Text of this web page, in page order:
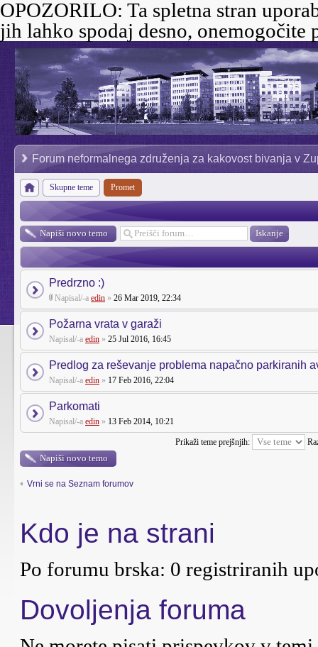
OPOZORILO: Ta spletna stran
jih lahko spodaj desno, onemogočite
Forum neformalnega združenja za kakovost bivanja v
Skupne teme Promet
Napiši novo temo
Predrzno :)
Napisal/-a edin » 26 Mar 2019, 22:34
Požarna vrata v garaži
Napisal/-a edin » 25 Jul 2016, 16:45
Predlog za reševanje problema napačno parkiranih
Napisal/-a edin » 17 Feb 2016, 22:04
Parkomati
Napisal/-a edin » 13 Feb 2014, 10:21
Prikaži teme prejšnjih:
Napiši novo temo
Vrni se na Seznam forumov
Kdo je na strani
Po forumu brska: 0 registriranih
Dovoljenja foruma